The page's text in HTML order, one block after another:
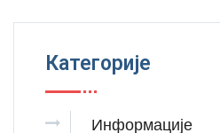
Категорије
Информације